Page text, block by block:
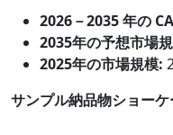
2026－2035 年の
2035年の予想市場
2025年の市場規模:
サンプル納品物ショーケ